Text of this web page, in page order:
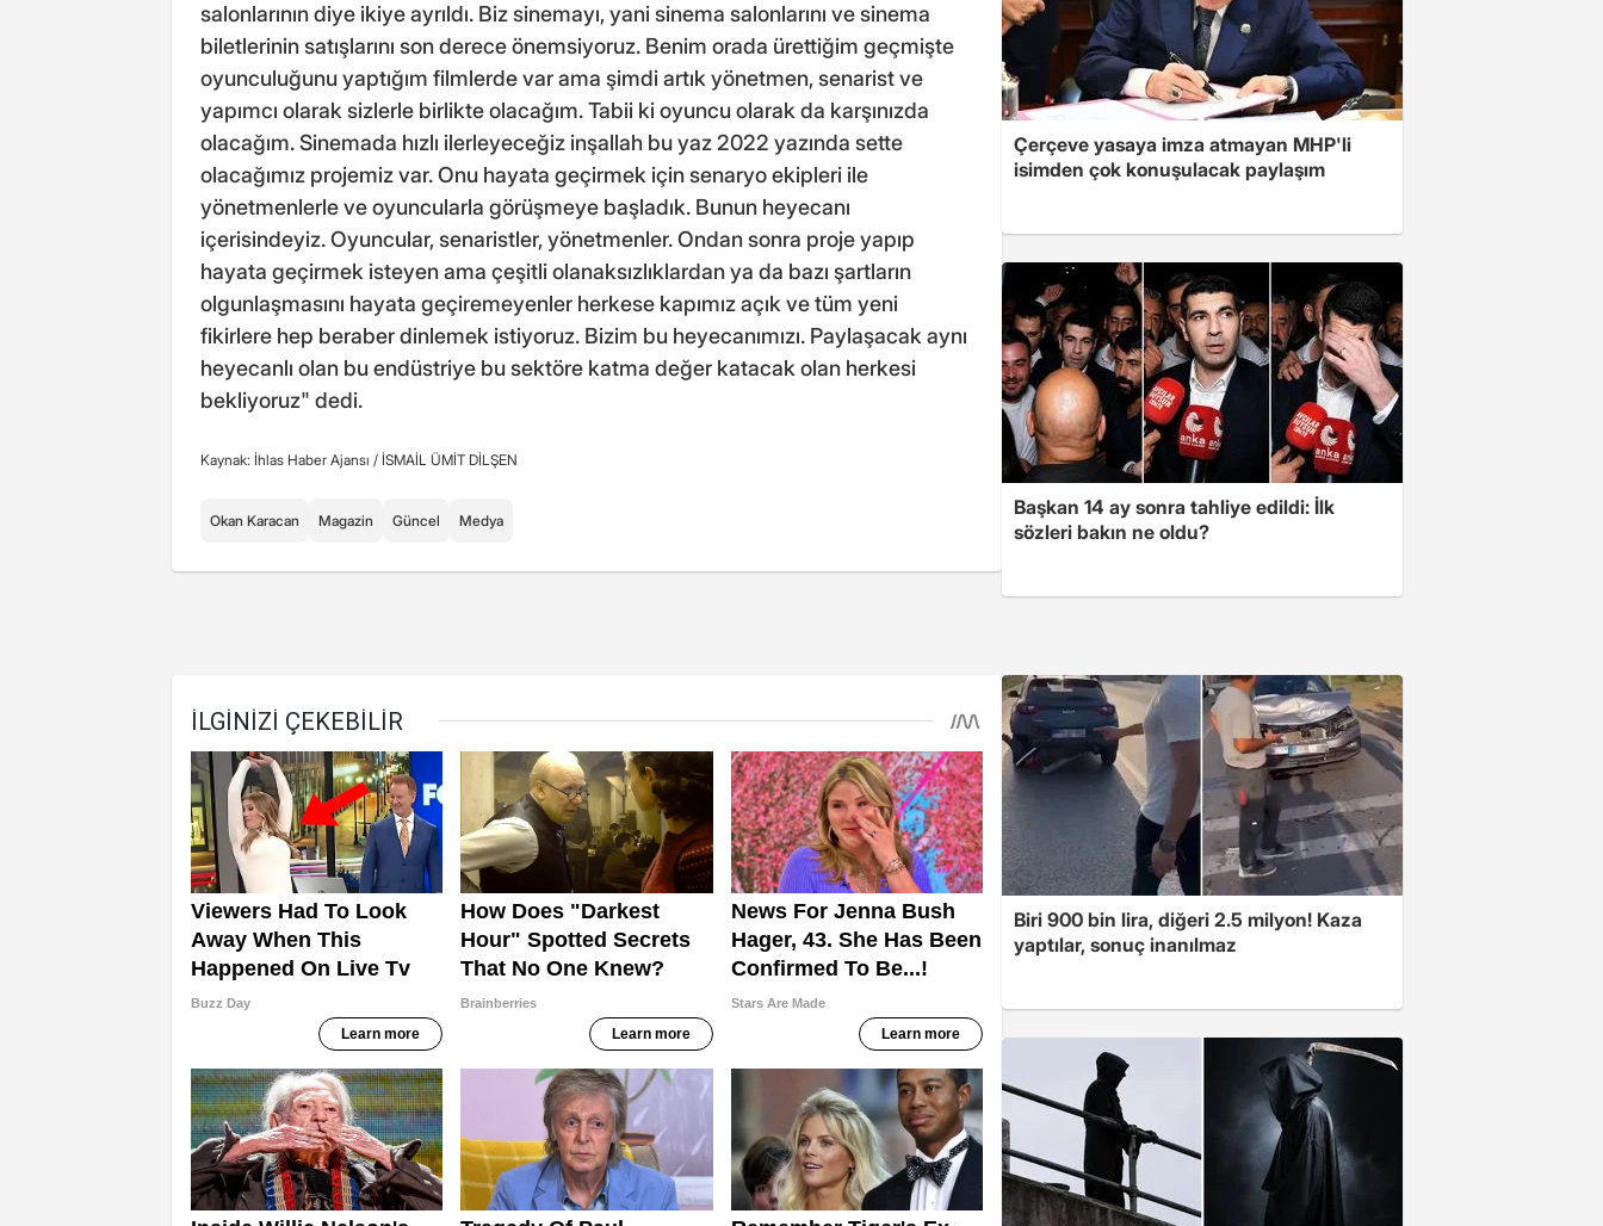
salonlarının diye ikiye ayrıldı. Biz sinemayı, yani sinema salonlarını ve sinema
biletlerinin satışlarını son derece önemsiyoruz. Benim orada ürettiğim geçmişte
oyunculuğunu yaptığım filmlerde var ama şimdi artık yönetmen, senarist ve
yapımcı olarak sizlerle birlikte olacağım. Tabii ki oyuncu olarak da karşınızda
olacağım. Sinemada hızlı ilerleyeceğiz inşallah bu yaz 2022 yazında sette
olacağımız projemiz var. Onu hayata geçirmek için senaryo ekipleri ile
yönetmenlerle ve oyuncularla görüşmeye başladık. Bunun heyecanı
içerisindeyiz. Oyuncular, senaristler, yönetmenler. Ondan sonra proje yapıp
hayata geçirmek isteyen ama çeşitli olanaksızlıklardan ya da bazı şartların
olgunlaşmasını hayata geçiremeyenler herkese kapımız açık ve tüm yeni
fikirlere hep beraber dinlemek istiyoruz. Bizim bu heyecanımızı. Paylaşacak aynı
heyecanlı olan bu endüstriye bu sektöre katma değer katacak olan herkesi
bekliyoruz" dedi.
Kaynak: İhlas Haber Ajansı / İSMAİL ÜMİT DİLŞEN
Okan Karacan Magazin Güncel Medya
Çerçeve yasaya imza atmayan MHP'li
isimden çok konuşulacak paylaşım
Başkan 14 ay sonra tahliye edildi: İlk
sözleri bakın ne oldu?
Biri 900 bin lira, diğeri 2.5 milyon! Kaza
yaptılar, sonuç inanılmaz